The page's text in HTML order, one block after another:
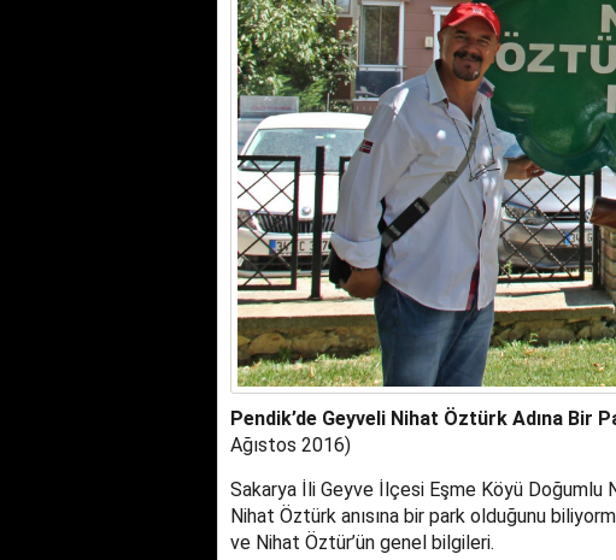
Pendik’de Geyveli Nihat Öztürk Adına Bir
Ağıstos 2016)
Sakarya İli Geyve İlçesi Eşme Köyü Doğumlu
Nihat Öztürk anısına bir park olduğunu
ve Nihat Öztür’ün genel bilgileri.